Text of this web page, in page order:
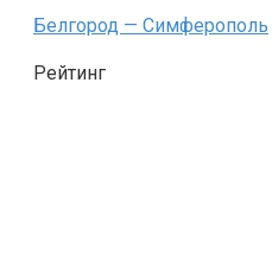
Белгород — Симферополь
Рейтинг